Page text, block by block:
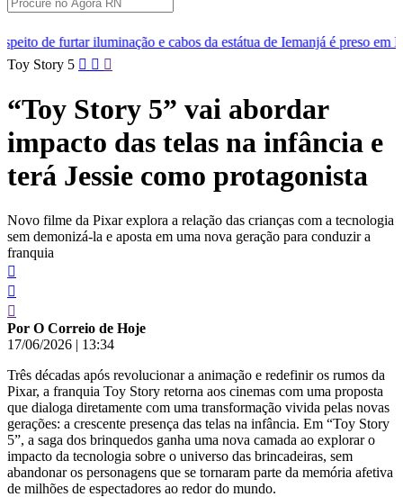
e cabos da estátua de Iemanjá é preso em Natal
Homem é
Pular
para
conteúdo
Toy Story 5
“Toy Story 5” vai abordar
impacto das telas na infância e
terá Jessie como protagonista
Novo filme da Pixar explora a relação das crianças com a tecnologia
sem demonizá-la e aposta em uma nova geração para conduzir a
franquia
Por O Correio de Hoje
17/06/2026 | 13:34
Três décadas após revolucionar a animação e redefinir os rumos da
Pixar, a franquia Toy Story retorna aos cinemas com uma proposta
que dialoga diretamente com uma transformação vivida pelas novas
gerações: a crescente presença das telas na infância. Em “Toy Story
5”, a saga dos brinquedos ganha uma nova camada ao explorar o
impacto da tecnologia sobre o universo das brincadeiras, sem
abandonar os personagens que se tornaram parte da memória afetiva
de milhões de espectadores ao redor do mundo.